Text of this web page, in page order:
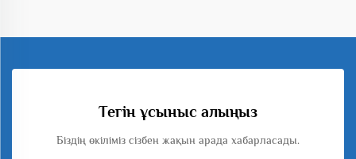
Тегін ұсыныс алыңыз
Біздің өкіліміз сізбен жақын арада хабарласады.